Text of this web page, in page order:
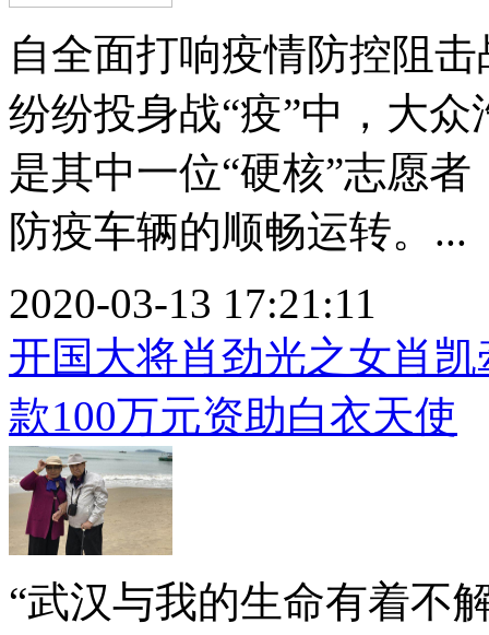
自全面打响疫情防控阻
纷纷投身战“疫”中，大
是其中一位“硬核”志愿
防疫车辆的顺畅运转。...
2020-03-13 17:21:11
开国大将肖劲光之女肖
款100万元资助白衣天使
“武汉与我的生命有着不